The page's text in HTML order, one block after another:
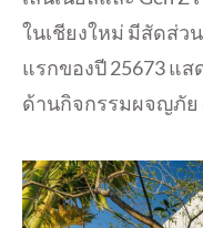
ในเชียงใหม่ มีสัดส่ว
แรกของปี 25673 แ
ด้านกิจกรรมผจญภัย